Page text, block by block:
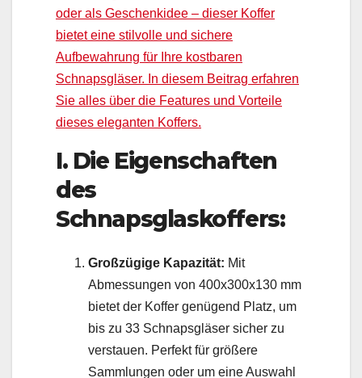
oder als Geschenkidee – dieser Koffer
bietet eine stilvolle und sichere
Aufbewahrung für Ihre kostbaren
Schnapsgläser. In diesem Beitrag erfahren
Sie alles über die Features und Vorteile
dieses eleganten Koffers.
I. Die Eigenschaften
des
Schnapsglaskoffers:
Großzügige Kapazität: Mit
Abmessungen von 400x300x130 mm
bietet der Koffer genügend Platz, um
bis zu 33 Schnapsgläser sicher zu
verstauen. Perfekt für größere
Sammlungen oder um eine Auswahl